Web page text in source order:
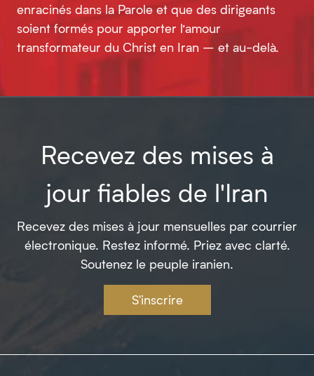
enracinés dans la Parole et que des dirigeants
soient formés pour apporter l’amour
transformateur du Christ en Iran – et au-delà.
Recevez des mises à
jour fiables de l'Iran
Recevez des mises à jour mensuelles par courrier
électronique. Restez informé. Priez avec clarté.
Soutenez le peuple iranien.
S'inscrire